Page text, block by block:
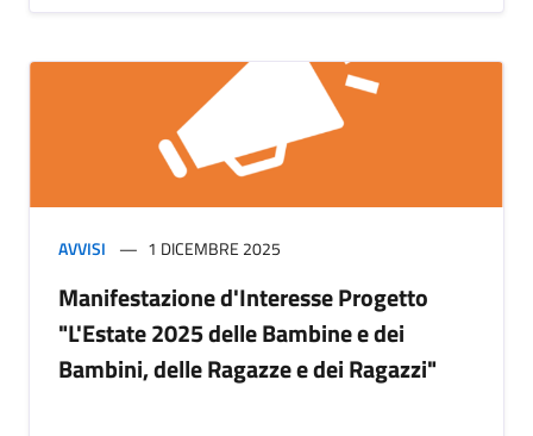
AVVISI 1 DICEMBRE 2025
Manifestazione d'Interesse Progetto
"L'Estate 2025 delle Bambine e dei
Bambini, delle Ragazze e dei Ragazzi"